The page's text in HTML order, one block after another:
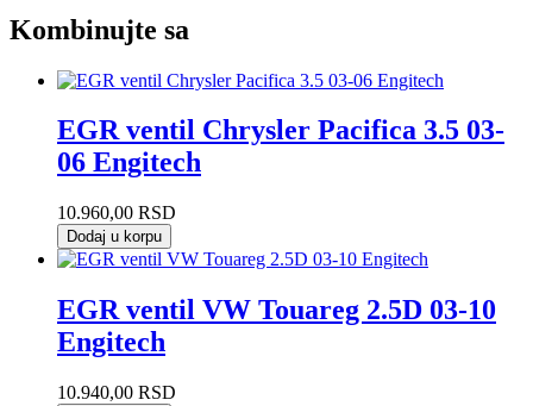
Kombinujte sa
EGR ventil Chrysler Pacifica 3.5 03-
06 Engitech
10.960,00 RSD
Dodaj u korpu
EGR ventil VW Touareg 2.5D 03-10
Engitech
10.940,00 RSD